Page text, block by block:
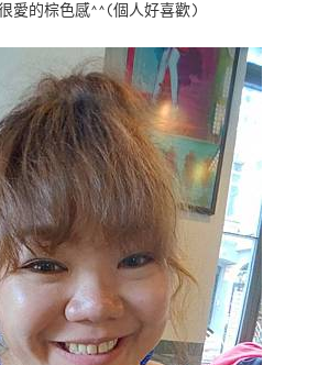
愛的棕色感^^(個人好喜歡)